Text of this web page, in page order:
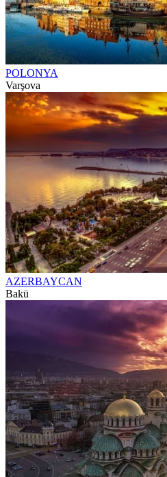
POLONYA
Varşova
AZERBAYCAN
Bakü